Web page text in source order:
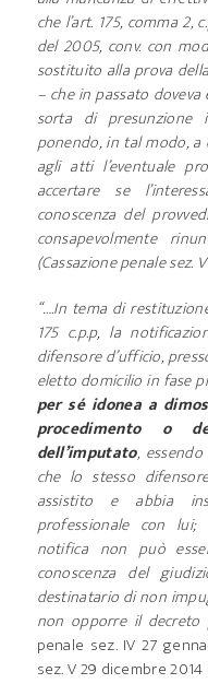
che l’art. 175, comma 2,
del 2005, conv. con
sostituito alla prova
– che in passato
sorta di presunzione
ponendo, in tal modo, a
agli atti l’eventuale
accertare se
conoscenza del
consapevolmente
(Cassazione penale sez.
“….In tema di
175 c.p.p, la
difensore d’ufficio,
eletto domicilio in fase
per sé idonea a
procedimento o
dell’imputato,
che lo stesso
assistito e abbia
professionale con
notifica non può
conoscenza del
destinatario di non
non opporre il decreto
penale sez. IV 27
sez. V 29 dicembre 2014